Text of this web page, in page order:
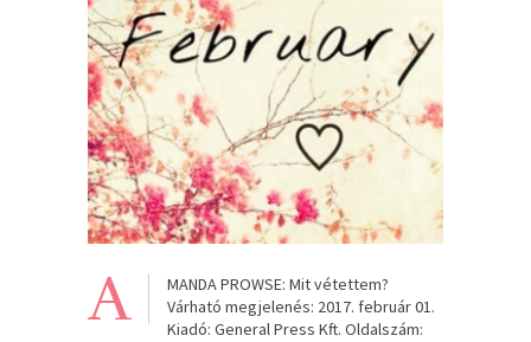
A
MANDA PROWSE: Mit vétettem?
Várható megjelenés: 2017. február 01.
Kiadó: General Press Kft. Oldalszám: